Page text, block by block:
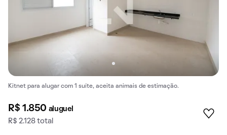
Kitnet para alugar com 1 suíte, aceita animais de estimação.
R$ 1.850 aluguel
R$ 2.128 total